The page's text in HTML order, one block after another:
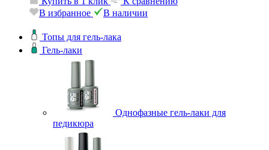
Купить в 1 клик
К сравнению
Топы для гель-лака
Гель-лаки
Однофазные гель-лаки для
педикюра